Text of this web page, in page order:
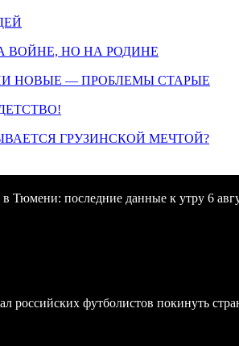
ВОЙНЕ, НО НА РОДИНЕ
НОВЫЕ — ПРОБЛЕМЫ СТАРЫЕ
ГРУЗИНСКОЙ МЕЧТОЙ?
Тюмени: последние данные к утру 6
российских футболистов покинуть